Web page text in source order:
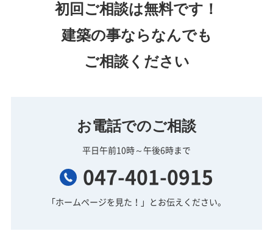
初回ご相談は無料です！
建築の事ならなんでも
ご相談ください
お電話でのご相談
平日午前10時～午後6時まで
047-401-0915
「ホームページを見た！」とお伝えください。